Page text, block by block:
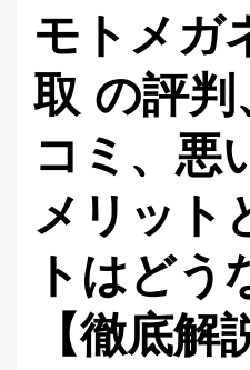
モトメガ
取 の評
コミ、悪
メリット
トはどう
【徹底解